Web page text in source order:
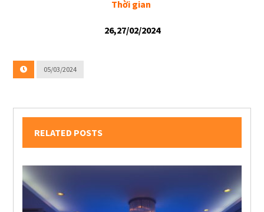
Thời gian
26,27/02/2024
05/03/2024
RELATED POSTS